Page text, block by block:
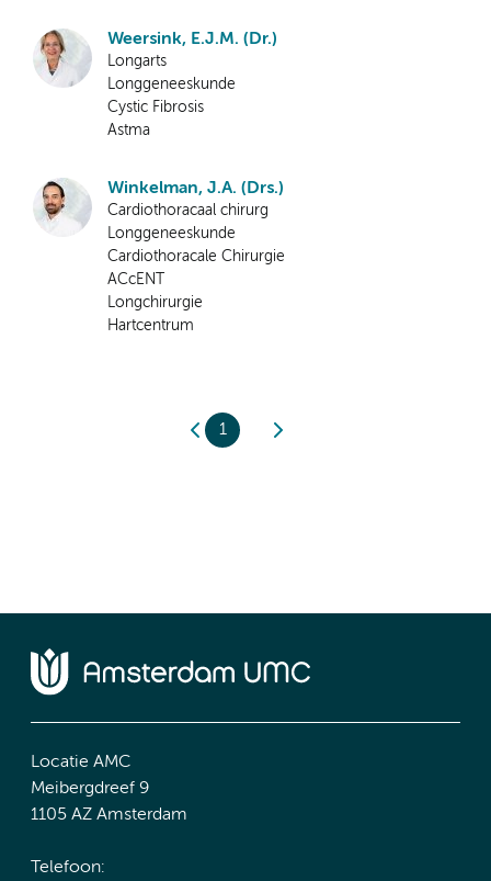
Weersink, E.J.M. (Dr.)
Longarts
Longgeneeskunde
Cystic Fibrosis
Astma
Winkelman, J.A. (Drs.)
Cardiothoracaal chirurg
Longgeneeskunde
Cardiothoracale Chirurgie
ACcENT
Longchirurgie
Hartcentrum
1
Locatie AMC
Meibergdreef 9
1105 AZ Amsterdam
Telefoon: